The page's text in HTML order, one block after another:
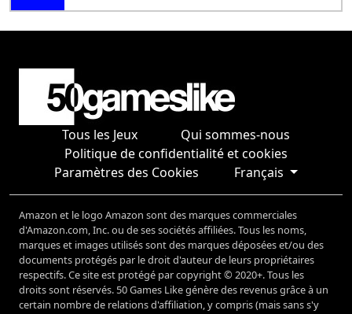
Tous les Jeux
Qui sommes-nous
Politique de confidentialité et cookies
Paramètres des Cookies
Français
Amazon et le logo Amazon sont des marques commerciales
d'Amazon.com, Inc. ou de ses sociétés affiliées. Tous les noms,
marques et images utilisés sont des marques déposées et/ou des
documents protégés par le droit d'auteur de leurs propriétaires
respectifs. Ce site est protégé par copyright © 2020+. Tous les
droits sont réservés. 50 Games Like génère des revenus grâce à un
certain nombre de relations d'affiliation, y compris (mais sans s'y